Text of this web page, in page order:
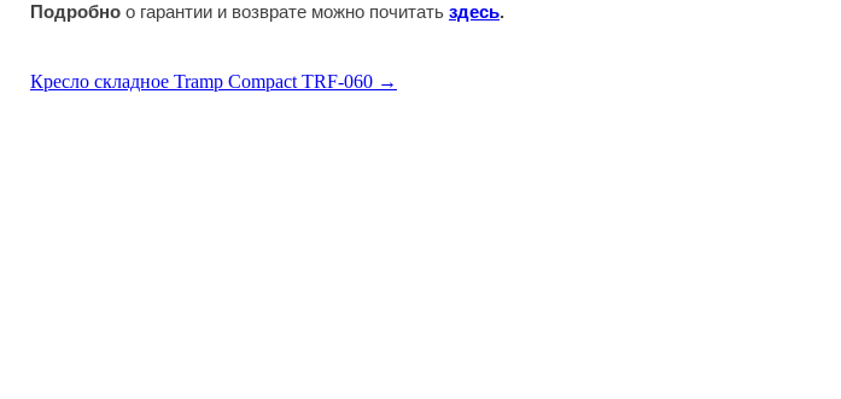
Подробно о гарантии и возврате можно почитать здесь.
Кресло складное Tramp Compact TRF-060 →